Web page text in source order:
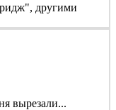
другими
вырезали...